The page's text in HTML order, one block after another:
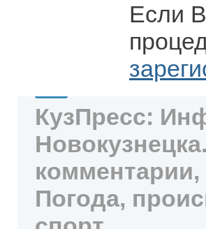
Если
КузПресс:
комментарии,
Погода,